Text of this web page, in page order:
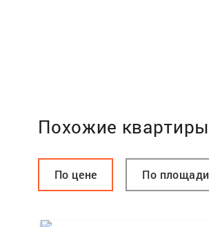
Похожие квартиры
По цене По площади